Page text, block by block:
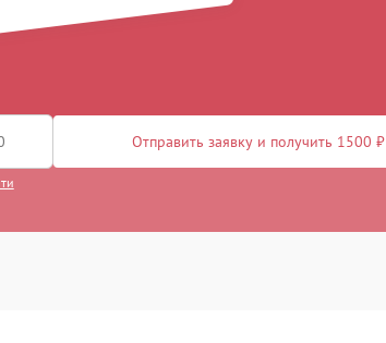
Отправить заявку и получить 1500 ₽